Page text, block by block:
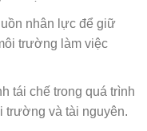
nhân lực để giữ
trường làm việc
tái chế trong quá trình
trường và tài nguyên.